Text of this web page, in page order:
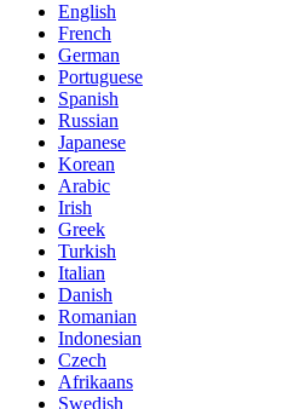
English
French
German
Portuguese
Spanish
Russian
Japanese
Korean
Arabic
Irish
Greek
Turkish
Italian
Danish
Romanian
Indonesian
Czech
Afrikaans
Swedish